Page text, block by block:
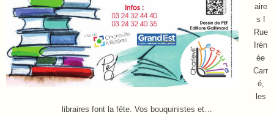
aire
s !
Rue
Irén
ée
Carr
é,
les
libraires font la fête. Vos bouquinistes et…